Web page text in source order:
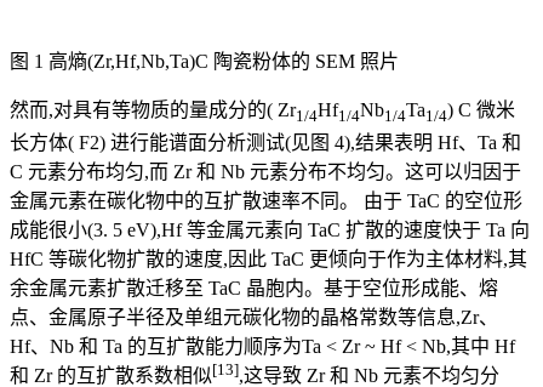
图 1 高熵(Zr,Hf,Nb,Ta)C 陶瓷粉体的 SEM 照片
然而,对具有等物质的量成分的( Zr1/4Hf1/4Nb1/4Ta1/4) C 微米
长方体( F2) 进行能谱面分析测试(见图 4),结果表明 Hf、Ta 和
C 元素分布均匀,而 Zr 和 Nb 元素分布不均匀。这可以归因于
金属元素在碳化物中的互扩散速率不同。 由于 TaC 的空位形
成能很小(3. 5 eV),Hf 等金属元素向 TaC 扩散的速度快于 Ta 向
HfC 等碳化物扩散的速度,因此 TaC 更倾向于作为主体材料,其
余金属元素扩散迁移至 TaC 晶胞内。基于空位形成能、熔
点、金属原子半径及单组元碳化物的晶格常数等信息,Zr、
Hf、Nb 和 Ta 的互扩散能力顺序为Ta < Zr ~ Hf < Nb,其中 Hf
和 Zr 的互扩散系数相似[13],这导致 Zr 和 Nb 元素不均匀分